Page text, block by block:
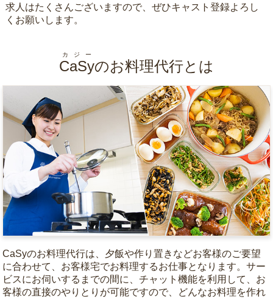
求人はたくさんございますので、ぜひキャスト登録よろし
くお願いします。
CaSy
カジー
のお料理代行とは
CaSyのお料理代行は、夕飯や作り置きなどお客様のご要望
に合わせて、お客様宅でお料理するお仕事となります。サー
ビスにお伺いするまでの間に、チャット機能を利用して、お
客様の直接のやりとりが可能ですので、どんなお料理を作れ